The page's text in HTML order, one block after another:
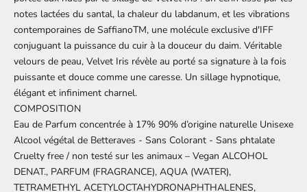
notes lactées du santal, la chaleur du labdanum, et les vibrations
contemporaines de SaffianoTM, une molécule exclusive d'IFF
conjuguant la puissance du cuir à la douceur du daim. Véritable
velours de peau, Velvet Iris révèle au porté sa signature à la fois
puissante et douce comme une caresse. Un sillage hypnotique,
élégant et infiniment charnel.
COMPOSITION
Eau de Parfum concentrée à 17% 90% d’origine naturelle Unisexe
Alcool végétal de Betteraves - Sans Colorant - Sans phtalate
Cruelty free / non testé sur les animaux – Vegan ALCOHOL
DENAT., PARFUM (FRAGRANCE), AQUA (WATER),
TETRAMETHYL ACETYLOCTAHYDRONAPHTHALENES,